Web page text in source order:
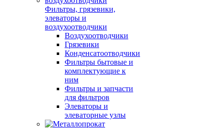
Фильтры, грязевики,
элеваторы и
воздухоотводчики
Воздухоотводчики
Грязевики
Конденсатоотводчики
Фильтры бытовые и
комплектующие к
ним
Фильтры и запчасти
для фильтров
Элеваторы и
элеваторные узлы